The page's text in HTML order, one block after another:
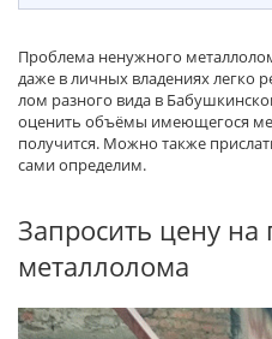
Проблема ненужного
даже в личных владениях легко
лом разного вида в
оценить объёмы имеющегося
получится. Можно также
сами определим.
Запросить цену на
металлолома